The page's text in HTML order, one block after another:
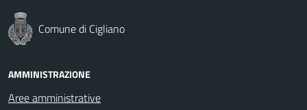
Comune di Cigliano
AMMINISTRAZIONE
Aree amministrative